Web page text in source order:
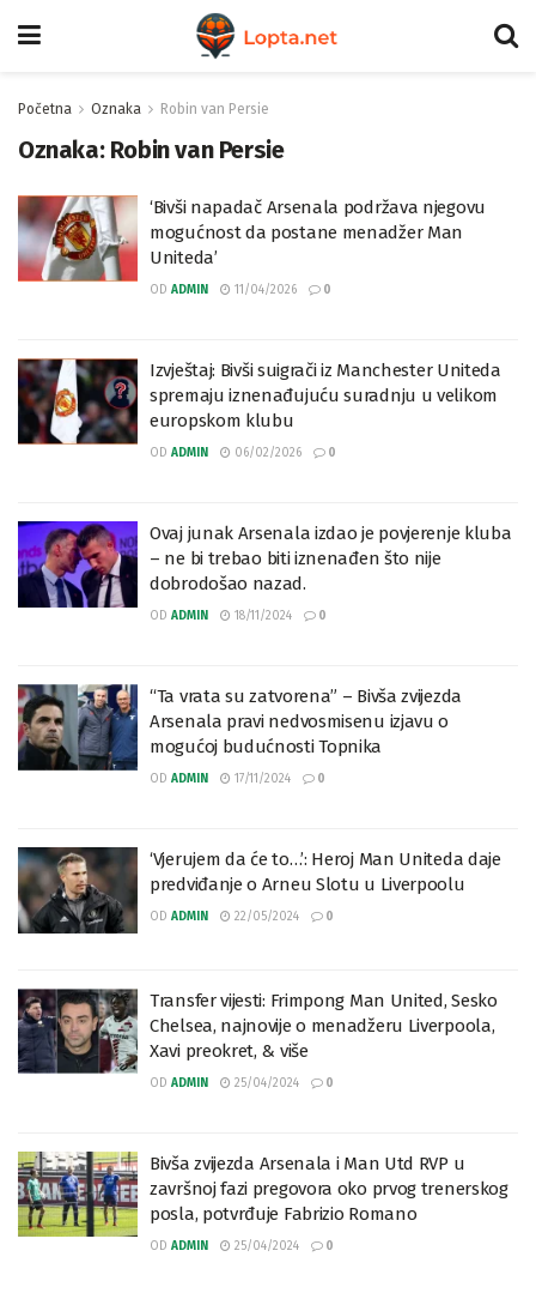
Početna Oznaka Robin van Persie
Oznaka: Robin van Persie
‘Bivši napadač Arsenala podržava njegovu
mogućnost da postane menadžer Man
Uniteda’
OD ADMIN 11/04/2026 0
Izvještaj: Bivši suigrači iz Manchester Uniteda
spremaju iznenađujuću suradnju u velikom
europskom klubu
OD ADMIN 06/02/2026 0
Ovaj junak Arsenala izdao je povjerenje kluba
– ne bi trebao biti iznenađen što nije
dobrodošao nazad.
OD ADMIN 18/11/2024 0
“Ta vrata su zatvorena” – Bivša zvijezda
Arsenala pravi nedvosmisenu izjavu o
mogućoj budućnosti Topnika
OD ADMIN 17/11/2024 0
‘Vjerujem da će to…’: Heroj Man Uniteda daje
predviđanje o Arneu Slotu u Liverpoolu
OD ADMIN 22/05/2024 0
Transfer vijesti: Frimpong Man United, Sesko
Chelsea, najnovije o menadžeru Liverpoola,
Xavi preokret, & više
OD ADMIN 25/04/2024 0
Bivša zvijezda Arsenala i Man Utd RVP u
završnoj fazi pregovora oko prvog trenerskog
posla, potvrđuje Fabrizio Romano
OD ADMIN 25/04/2024 0